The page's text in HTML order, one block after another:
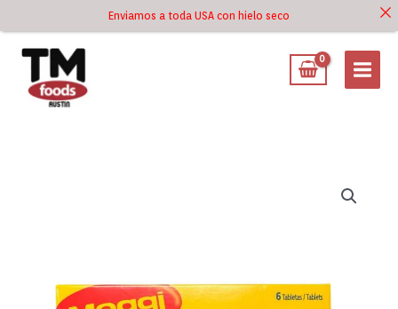
Enviamos a toda USA con hielo seco
al
contenido